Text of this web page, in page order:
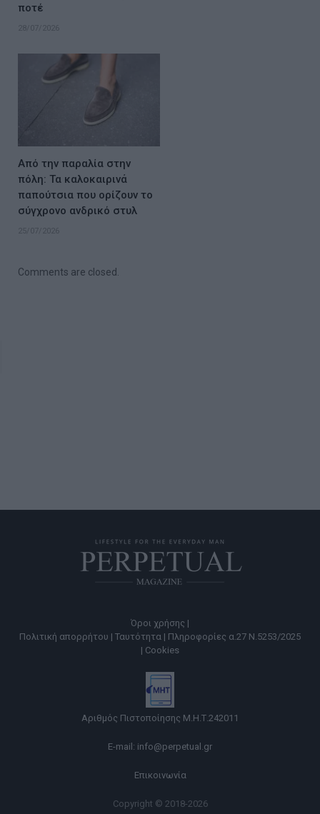
ποτέ
28/07/2026
Από την παραλία στην
πόλη: Τα καλοκαιρινά
παπούτσια που ορίζουν το
σύγχρονο ανδρικό στυλ
25/07/2026
Comments are closed.
Όροι χρήσης |
Πολιτική απορρήτου | Ταυτότητα | Πληροφορίες α.27 Ν.5253/2025
| Cookies
Αριθμός Πιστοποίησης Μ.Η.Τ.242011
E-mail: info@perpetual.gr
Επικοινωνία
Copyright © 2018-2026